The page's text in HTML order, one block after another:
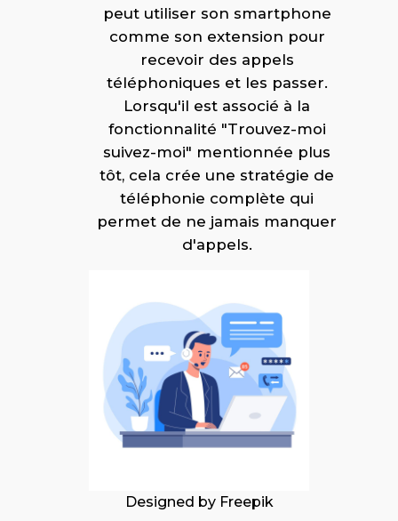
peut utiliser son smartphone
comme son extension pour
recevoir des appels
téléphoniques et les passer.
Lorsqu'il est associé à la
fonctionnalité "Trouvez-moi
suivez-moi" mentionnée plus
tôt, cela crée une stratégie de
téléphonie complète qui
permet de ne jamais manquer
d'appels.
Designed by Freepik